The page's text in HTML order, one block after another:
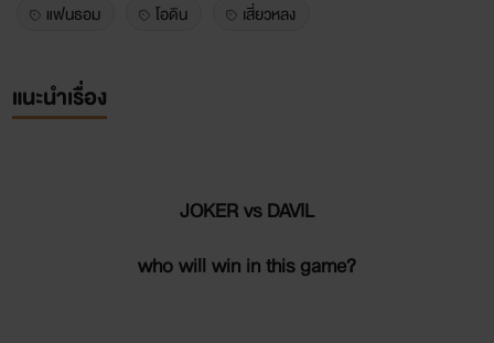
แฟนธอม
โอดิน เสี่ยวหลง
แนะนำเรื่อง
JOKER vs DAVIL
who will win in this game?